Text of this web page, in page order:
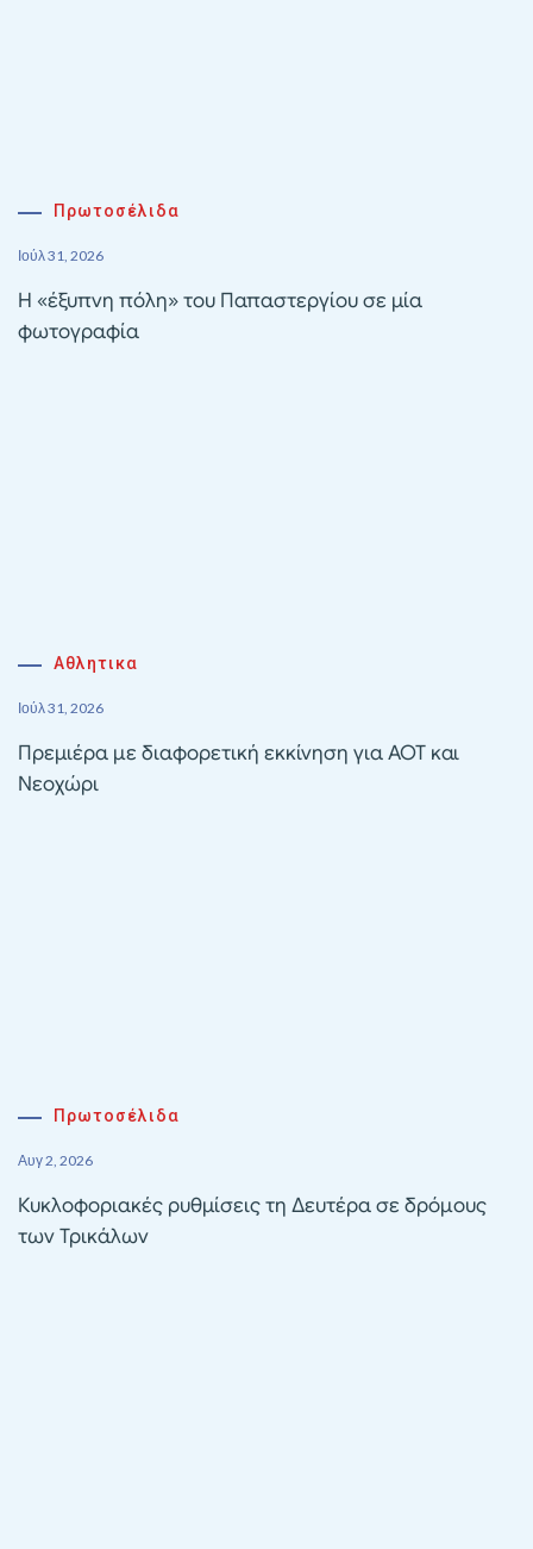
Πρωτοσέλιδα
Ιούλ 31, 2026
Η «έξυπνη πόλη» του Παπαστεργίου σε μία
φωτογραφία
Αθλητικα
Ιούλ 31, 2026
Πρεμιέρα με διαφορετική εκκίνηση για ΑΟΤ και
Νεοχώρι
Πρωτοσέλιδα
Αυγ 2, 2026
Κυκλοφοριακές ρυθμίσεις τη Δευτέρα σε δρόμους
των Τρικάλων